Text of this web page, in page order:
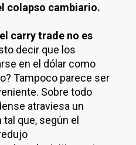
colapso cambiario.
carry trade no es
decir que los
en el dólar como
Tampoco parece ser
Sobre todo
atraviesa un
que, según el